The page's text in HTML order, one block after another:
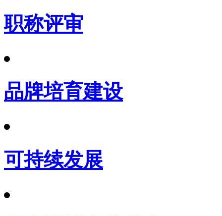
职称评审
品牌培育建设
可持续发展